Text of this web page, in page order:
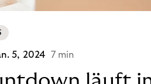
5, 2024 7 min